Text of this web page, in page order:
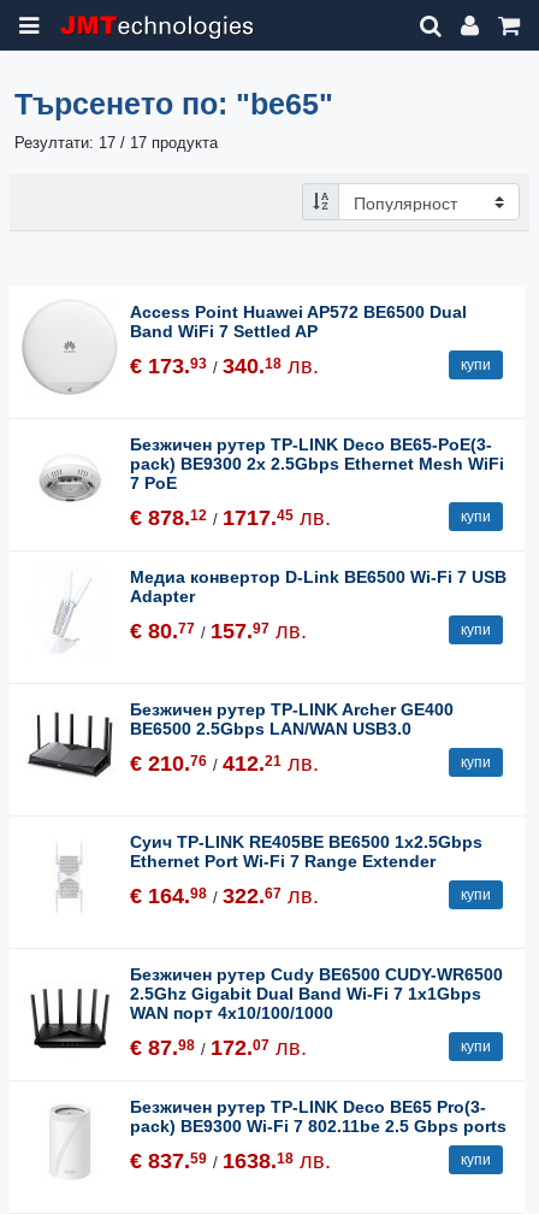
Търсенето по: "be65"
Резултати: 17 / 17 продукта
Access Point Huawei AP572 BE6500 Dual
Band WiFi 7 Settled AP
€ 173.93 / 340.18 лв. купи
Безжичен рутер TP-LINK Deco BE65-PoE(3-
pack) BE9300 2x 2.5Gbps Ethernet Mesh WiFi
7 PoE
€ 878.12 / 1717.45 лв. купи
Медиа конвертор D-Link BE6500 Wi-Fi 7 USB
Adapter
€ 80.77 / 157.97 лв. купи
Безжичен рутер TP-LINK Archer GE400
BE6500 2.5Gbps LAN/WAN USB3.0
€ 210.76 / 412.21 лв. купи
Суич TP-LINK RE405BE BE6500 1x2.5Gbps
Ethernet Port Wi-Fi 7 Range Extender
€ 164.98 / 322.67 лв. купи
Безжичен рутер Cudy BE6500 CUDY-WR6500
2.5Ghz Gigabit Dual Band Wi-Fi 7 1x1Gbps
WAN порт 4x10/100/1000
€ 87.98 / 172.07 лв. купи
Безжичен рутер TP-LINK Deco BE65 Pro(3-
pack) BE9300 Wi-Fi 7 802.11be 2.5 Gbps ports
€ 837.59 / 1638.18 лв. купи